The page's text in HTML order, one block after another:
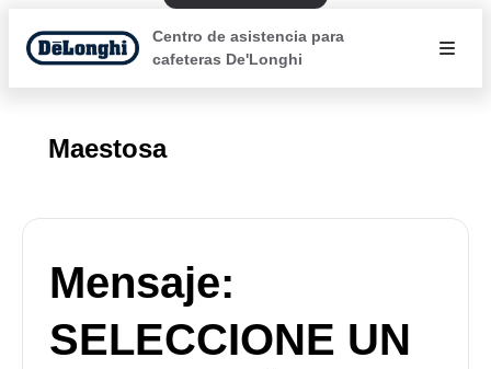
Centro de asistencia para
cafeteras De'Longhi
Maestosa
Mensaje:
SELECCIONE UN